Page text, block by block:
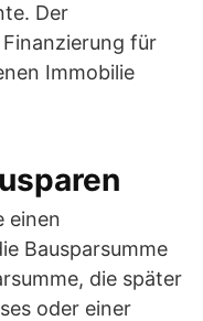
Der
für
Immobilie
einen
Bausparsumme
die später
oder einer